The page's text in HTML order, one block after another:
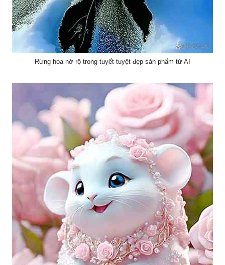
Rừng hoa nở rộ trong tuyết tuyệt đẹp sản phẩm từ AI